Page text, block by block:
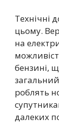
Технічні
цьому.
на
бензині,
роблять
далеких